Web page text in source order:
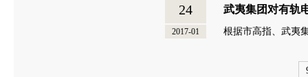
24
2017-01
武夷集团对有轨
根据市高指、武夷